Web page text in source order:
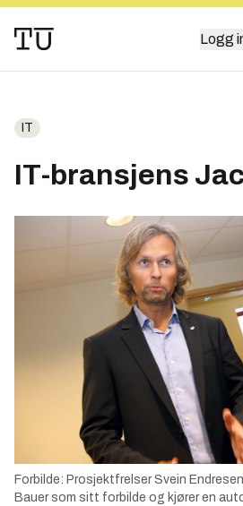
Logg
IT
IT-bransjens
Forbilde: Prosjektfrelser Svein
Bauer som sitt forbilde og kjører en